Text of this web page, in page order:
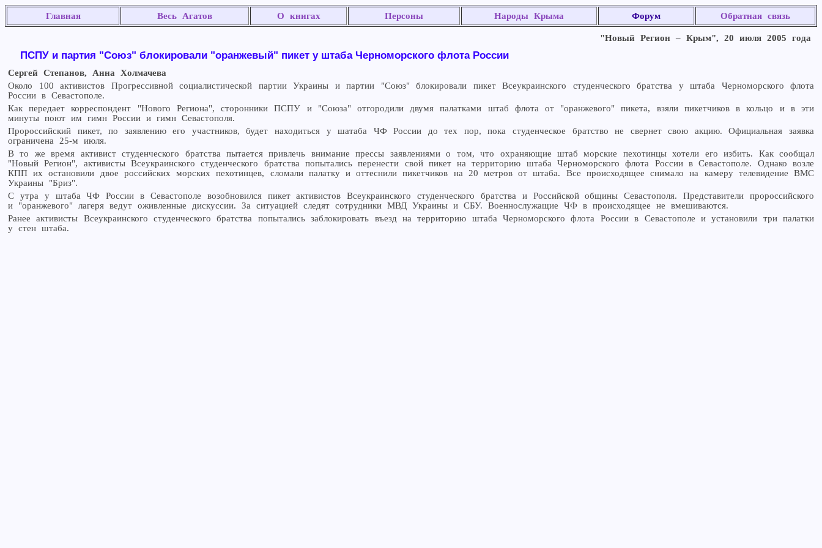
Главная Весь Агатов О книгах Персоны Народы Крыма Форум Обратная связь
"Новый Регион – Крым", 20 июля 2005 года
ПСПУ и партия "Союз" блокировали "оранжевый" пикет у штаба Черноморского флота России
Сергей Степанов, Анна Холмачева
Около 100 активистов Прогрессивной социалистической партии Украины и партии "Союз" блокировали пикет Всеукраинского студенческого братства у штаба Черноморского флота
России в Севастополе.
Как передает корреспондент "Нового Региона", сторонники ПСПУ и "Союза" отгородили двумя палатками штаб флота от "оранжевого" пикета, взяли пикетчиков в кольцо и в эти
минуты поют им гимн России и гимн Севастополя.
Пророссийский пикет, по заявлению его участников, будет находиться у шатаба ЧФ России до тех пор, пока студенческое братство не свернет свою акцию. Официальная заявка
ограничена 25-м июля.
В то же время активист студенческого братства пытается привлечь внимание прессы заявлениями о том, что охраняющие штаб морские пехотинцы хотели его избить. Как сообщал
"Новый Регион", активисты Всеукраинского студенческого братства попытались перенести свой пикет на территорию штаба Черноморского флота России в Севастополе. Однако возле
КПП их остановили двое российских морских пехотинцев, сломали палатку и оттеснили пикетчиков на 20 метров от штаба. Все происходящее снимало на камеру телевидение ВМС
Украины "Бриз".
С утра у штаба ЧФ России в Севастополе возобновился пикет активистов Всеукраинского студенческого братства и Российской общины Севастополя. Представители пророссийского
и "оранжевого" лагеря ведут оживленные дискуссии. За ситуацией следят сотрудники МВД Украины и СБУ. Военнослужащие ЧФ в происходящее не вмешиваются.
Ранее активисты Всеукраинского студенческого братства попытались заблокировать въезд на территорию штаба Черноморского флота России в Севастополе и установили три палатки
у стен штаба.